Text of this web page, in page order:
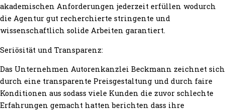
akademischen Anforderungen jederzeit erfüllen wodurch
die Agentur gut recherchierte stringente und
wissenschaftlich solide Arbeiten garantiert.
Seriösität und Transparenz:
Das Unternehmen Autorenkanzlei Beckmann zeichnet sich
durch eine transparente Preisgestaltung und durch faire
Konditionen aus sodass viele Kunden die zuvor schlechte
Erfahrungen gemacht hatten berichten dass ihre